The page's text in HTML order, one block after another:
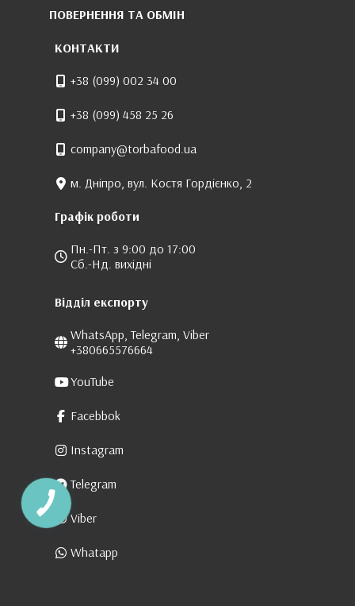
ПОВЕРНЕННЯ ТА ОБМІН
КОНТАКТИ
+38 (099) 002 34 00
+38 (099) 458 25 26
company@torbafood.ua
м. Дніпро, вул. Костя Гордієнко, 2
Графік роботи
Пн.-Пт. з 9:00 до 17:00
Сб.-Нд. вихідні
Відділ експорту
WhatsApp, Telegram, Viber
+380665576664
YouTube
Facebbok
Instagram
Telegram
Viber
Whatapp